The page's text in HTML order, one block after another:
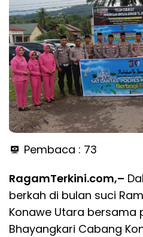
Pembaca : 73
RagamTerkini.com,–
berkah di bulan suci
Konawe Utara bersama
Bhayangkari Cabang